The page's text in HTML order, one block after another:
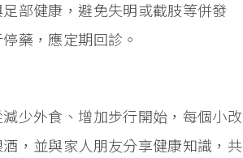
部健康，避免失明或截肢等併發
藥，應定期回診。
少外食、增加步行開始，每個小改
，並與家人朋友分享健康知識，共